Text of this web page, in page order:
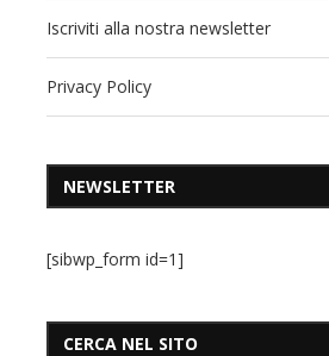
Iscriviti alla nostra newsletter
Privacy Policy
NEWSLETTER
[sibwp_form id=1]
CERCA NEL SITO